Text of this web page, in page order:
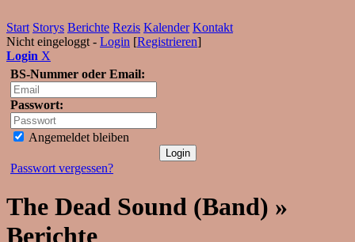
Start Storys Berichte Rezis Kalender Kontakt
Nicht eingeloggt - Login [Registrieren]
Login X
BS-Nummer oder Email:
Passwort:
Angemeldet bleiben
Passwort vergessen?
The Dead Sound (Band) »
Berichte